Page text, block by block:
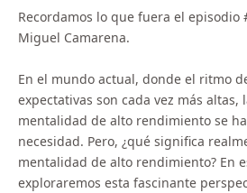
Recordamos lo que fuera el episodio
Miguel Camarena.
En el mundo actual, donde el ritmo
expectativas son cada vez más altas,
mentalidad de alto rendimiento se
necesidad. Pero, ¿qué significa
mentalidad de alto rendimiento? En
exploraremos esta fascinante